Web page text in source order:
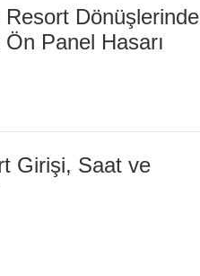
Dönüşlerinde
Panel Hasarı
Girişi, Saat ve